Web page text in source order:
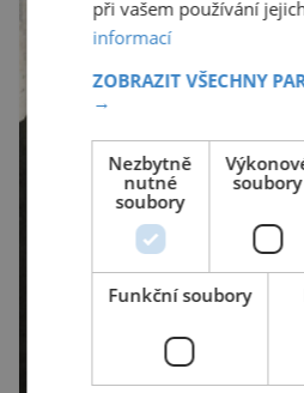
při vašem používání
informací
ZOBRAZIT VŠECHNY
→
Nezbytně
nutné
soubory
soubory
Funkční soubory